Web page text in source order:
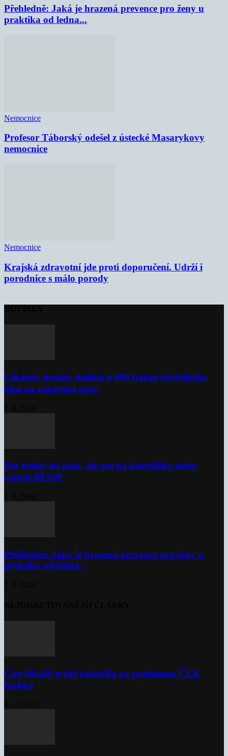
Přehledně: Jaká je hrazená prevence pro ženy u
praktika od ledna...
Nemocnice
Profesor Táborský odešel z ústecké Masarykovy
nemocnice
Nemocnice
Krajská zdravotní jde proti doporučení. Udrží i
porodnice s málo porody
Lékárny dostaly dalších 6 000 balení chybějícího
léku na rakovinu prsu
Bez helmy na kolo, ale ani na koloběžku nelez,
varuje BESIP
Přehledně: Jaká je hrazená prevence pro ženy u
praktika od ledna...
Část lékařů tvrdě zaútočila na prezidenta ČLK
Kubka